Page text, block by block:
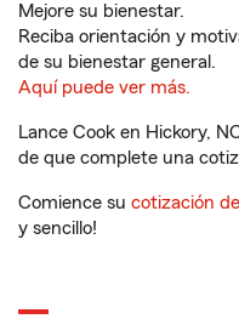
Mejore su bienestar.
Reciba orientación y
de su bienestar general.
Aquí puede ver más.
Lance Cook en Hickory,
de que complete una
Comience su cotización
y sencillo!